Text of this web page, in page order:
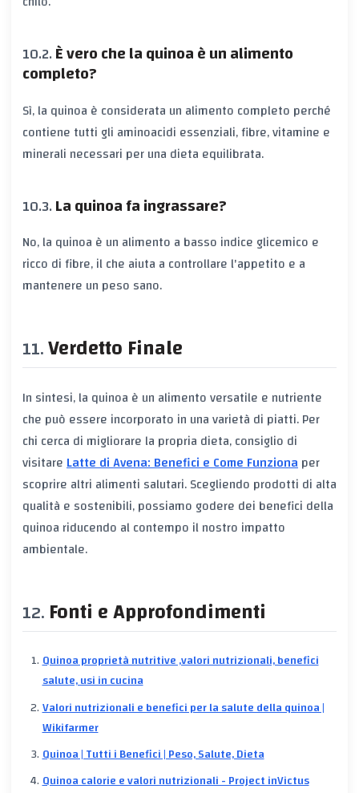
È vero che la quinoa è un alimento
completo?
Sì, la quinoa è considerata un alimento completo perché
contiene tutti gli aminoacidi essenziali, fibre, vitamine e
minerali necessari per una dieta equilibrata.
La quinoa fa ingrassare?
No, la quinoa è un alimento a basso indice glicemico e
ricco di fibre, il che aiuta a controllare l'appetito e a
mantenere un peso sano.
Verdetto Finale
In sintesi, la quinoa è un alimento versatile e nutriente
che può essere incorporato in una varietà di piatti. Per
chi cerca di migliorare la propria dieta, consiglio di
visitareLatte di Avena: Benefici e Come Funzionaper
scoprire altri alimenti salutari. Scegliendo prodotti di alta
qualità e sostenibili, possiamo godere dei benefici della
quinoa riducendo al contempo il nostro impatto
ambientale.
Fonti e Approfondimenti
Quinoa proprietà nutritive ,valori nutrizionali, benefici
salute, usi in cucina
Valori nutrizionali e benefici per la salute della quinoa |
Wikifarmer
Quinoa | Tutti i Benefici | Peso, Salute, Dieta
Quinoa calorie e valori nutrizionali - Project inVictus